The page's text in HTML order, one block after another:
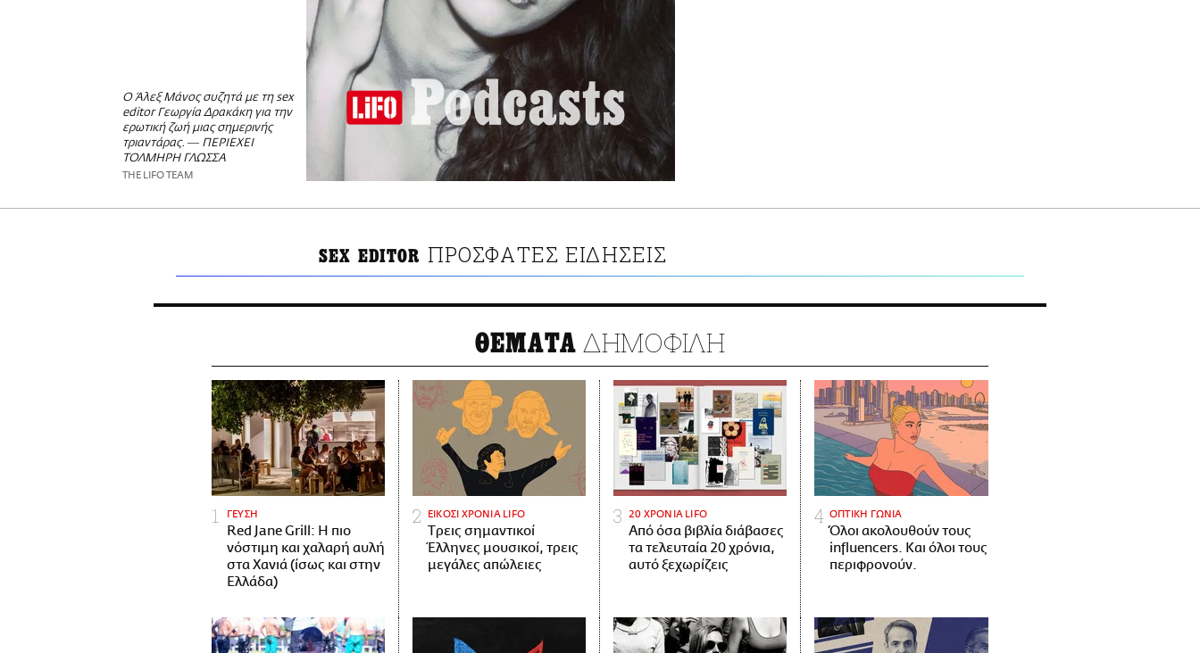
Ο Άλεξ Μάνος συζητά με τη sex
editor Γεωργία Δρακάκη για την
ερωτική ζωή μιας σημερινής
τριαντάρας. ― ΠΕΡΙΕΧΕΙ
ΤΟΛΜΗΡΗ ΓΛΩΣΣΑ
THE LIFO TEAM
SEX EDITOR ΠΡΟΣΦΑΤΕΣ ΕΙΔΗΣΕΙΣ
ΘΕΜΑΤΑ ΔΗΜΟΦΙΛΗ
ΓΕΥΣΗ
Red Jane Grill: Η πιο
νόστιμη και χαλαρή αυλή
στα Χανιά (ίσως και στην
Ελλάδα)
ΕΙΚΟΣΙ ΧΡΟΝΙΑ LIFO
Tρεις σημαντικοί
Έλληνες μουσικοί, τρεις
μεγάλες απώλειες
20 ΧΡΟΝΙΑ LIFO
Από όσα βιβλία διάβασες
τα τελευταία 20 χρόνια,
αυτό ξεχωρίζεις
ΟΠΤΙΚΗ ΓΩΝΙΑ
Όλοι ακολουθούν τους
influencers. Και όλοι τους
περιφρονούν.